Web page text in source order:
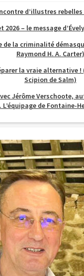
d’illustres
2026 – le message
de la criminalité
Raymond H. A. Carter)
la vraie alternative !
Scipion de Salm)
Jérôme Verschoote,
L’équipage de Fontaine-